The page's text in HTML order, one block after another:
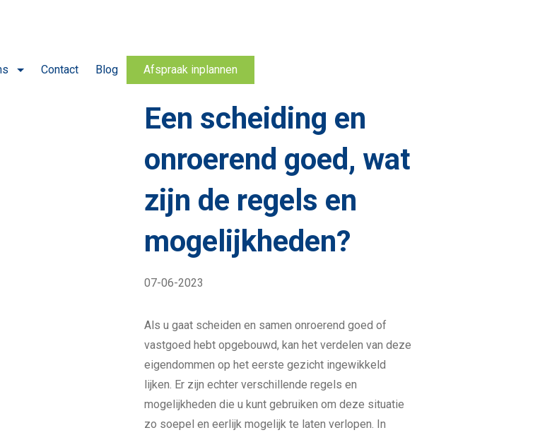
Contact Blog Afspraak inplannen
Een scheiding en
onroerend goed, wat
zijn de regels en
mogelijkheden?
07-06-2023
Als u gaat scheiden en samen onroerend goed of
vastgoed hebt opgebouwd, kan het verdelen van deze
eigendommen op het eerste gezicht ingewikkeld
lijken. Er zijn echter verschillende regels en
mogelijkheden die u kunt gebruiken om deze situatie
zo soepel en eerlijk mogelijk te laten verlopen. In